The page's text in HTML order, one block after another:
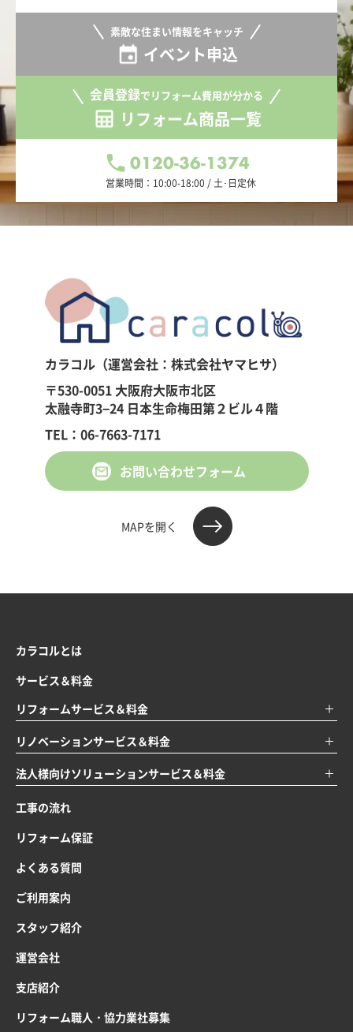
素敵な住まい情報をキャッチ
イベント申込
会員登録でリフォーム費用が分かる
リフォーム商品一覧
0120-36-1374
営業時間：10:00-18:00 / 土･日定休
カラコル（運営会社：株式会社ヤマヒサ）
〒530-0051 大阪府大阪市北区
太融寺町3−24 日本生命梅田第２ビル４階
TEL：06-7663-7171
お問い合わせフォーム
MAPを開く
カラコルとは
サービス＆料金
リフォームサービス＆料金
リノベーションサービス＆料金
法人様向けソリューションサービス＆料金
工事の流れ
リフォーム保証
よくある質問
ご利用案内
スタッフ紹介
運営会社
支店紹介
リフォーム職人・協力業社募集